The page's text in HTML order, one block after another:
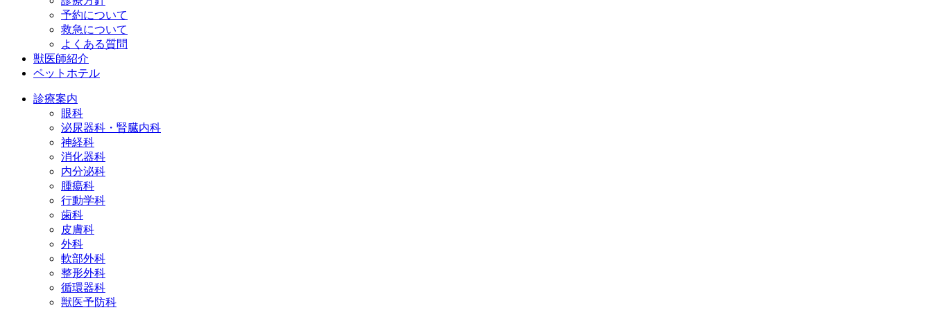
予約について
救急について
よくある質問
獣医師紹介
ペットホテル
診療案内
眼科
泌尿器科・腎臓内科
神経科
消化器科
内分泌科
腫瘍科
行動学科
歯科
皮膚科
外科
軟部外科
整形外科
循環器科
獣医予防科